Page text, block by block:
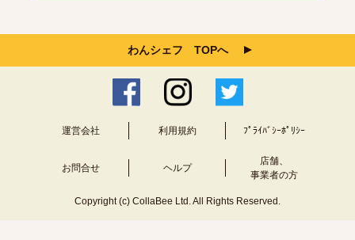
わんシェフ TOPへ
運営会社 利用規約 ﾌﾟﾗｲﾊﾞｼｰﾎﾟﾘｼｰ
お問合せ ヘルプ
店舗、
事業者の方
Copyright (c) CollaBee Ltd. All Rights Reserved.